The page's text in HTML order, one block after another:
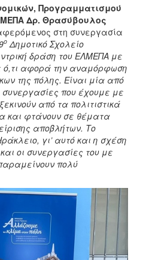
Προγραμματισμού
Δρ. Θρασύβουλος
στη συνεργασία
ο Δημοτικό Σχολείο
δράση του ΕΛΜΕΠΑ με
ό,τι αφορά την αναμόρφωση
της πόλης. Είναι μία από
συνεργασίες που έχουμε με
από τα πολιτιστικά
και φτάνουν σε θέματα
αποβλήτων. Το
γι’ αυτό και η σχέση
οι συνεργασίες του με
πολύ